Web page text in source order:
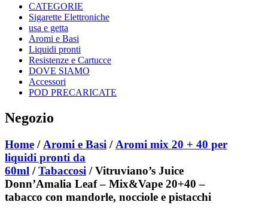
CATEGORIE
Sigarette Elettroniche
usa e getta
Aromi e Basi
Liquidi pronti
Resistenze e Cartucce
DOVE SIAMO
Accessori
POD PRECARICATE
Negozio
Home / Aromi e Basi / Aromi mix 20 + 40 per
liquidi pronti da
60ml /Tabaccosi / Vitruviano’s Juice
Donn’Amalia Leaf – Mix&Vape 20+40 –
tabacco con mandorle, nocciole e pistacchi